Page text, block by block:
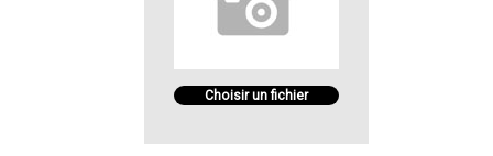
Choisir un fichier